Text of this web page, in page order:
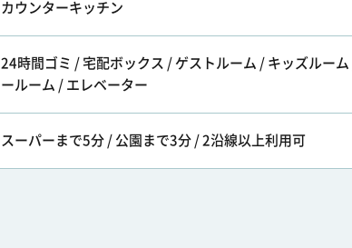
カウンターキッチン
24時間ゴミ / 宅配ボックス / ゲストルーム / キッズルーム
ールーム / エレベーター
スーパーまで5分 / 公園まで3分 / 2沿線以上利用可